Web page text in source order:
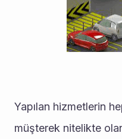
Yapılan hizmetlerin
müşterek nitelikte